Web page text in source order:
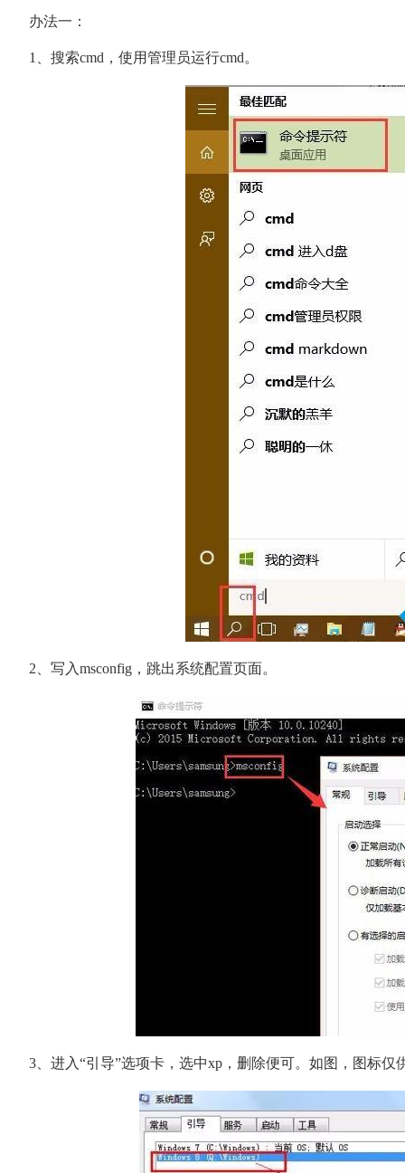
办法一：
1、搜索cmd，使用管理员运行cmd。
2、写入msconfig，跳出系统配置页面。
3、进入“引导”选项卡，选中xp，删除便可。如图，图标仅